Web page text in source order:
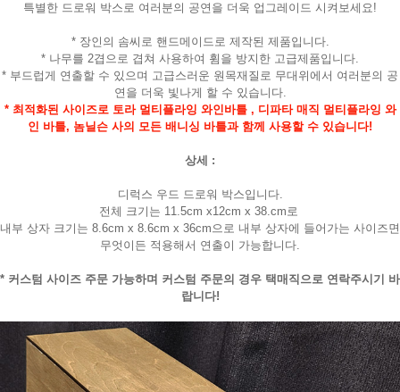
특별한 드로워 박스로 여러분의 공연을 더욱 업그레이드 시켜보세요!
* 장인의 솜씨로 핸드메이드로 제작된 제품입니다.
* 나무를 2겹으로 겹쳐 사용하여 휨을 방지한 고급제품입니다.
* 부드럽게 연출할 수 있으며 고급스러운 원목재질로 무대위에서 여러분의 공
연을 더욱 빛나게 할 수 있습니다.
* 최적화된 사이즈로 토라 멀티플라잉 와인바틀 , 디파타 매직 멀티플라잉 와
인 바틀, 놈닐슨 사의 모든 배니싱 바틀과 함께 사용할 수 있습니다!
상세 :
디럭스 우드 드로워 박스입니다.
전체 크기는 11.5cm x12cm x 38.cm로
내부 상자 크기는 8.6cm x 8.6cm x 36cm으로 내부 상자에 들어가는 사이즈면
무엇이든 적용해서 연출이 가능합니다.
* 커스텀 사이즈 주문 가능하며 커스텀 주문의 경우 택매직으로 연락주시기 바
랍니다!